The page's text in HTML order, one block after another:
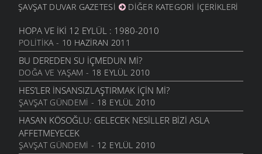
BAŞBAKAN’IN IMF BORÇLARINI ÖDEDIK MASALI
100 ZENGIN TÜRK, 14 MILYON SEFIL TÜRK’E BEDEL
9 NISAN 2007
ZARARINA MEDYA, TELAFISI AVANTA
9 NISAN 2007
KÜRESEL ISINMA YOKSULU VURACAK
30 MART 2007
ŞAVŞAT DUVAR GAZETESI DIĞER KATEGORI İÇERIKLERI
HOPA VE İKI 12 EYLÜL : 1980-2010
POLITIKA- 10 HAZIRAN 2011
BU DEREDEN SU IÇMEDUN MI?
DOĞA VE YAŞAM - 18 EYLÜL 2010
HES’LER INSANSIZLAŞTIRMAK IÇIN MI?
ŞAVŞAT GÜNDEMI - 18 EYLÜL 2010
HASAN KÖSOĞLU: GELECEK NESILLER BIZI ASLA
AFFETMEYECEK
ŞAVŞAT GÜNDEMI - 12 EYLÜL 2010